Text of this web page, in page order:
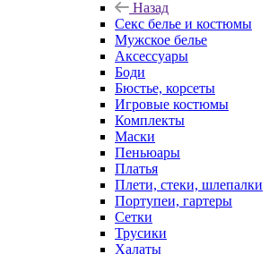
Назад
Секс белье и костюмы
Мужское белье
Аксессуары
Боди
Бюстье, корсеты
Игровые костюмы
Комплекты
Маски
Пеньюары
Платья
Плети, стеки, шлепалки
Портупеи, гартеры
Сетки
Трусики
Халаты